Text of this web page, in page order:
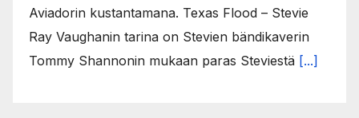
Aviadorin kustantamana. Texas Flood – Stevie
Ray Vaughanin tarina on Stevien bändikaverin
Tommy Shannonin mukaan paras Steviestä [...]